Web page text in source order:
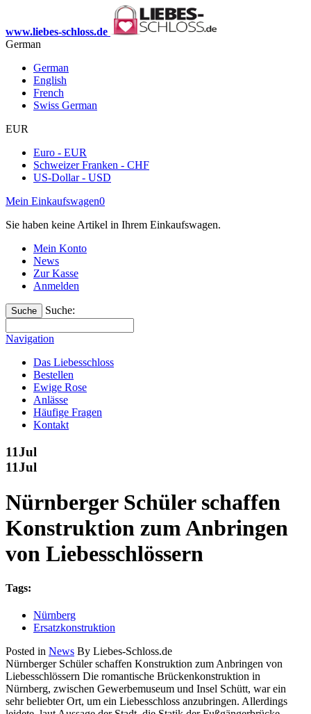
www.liebes-schloss.de
German
German
English
French
Swiss German
EUR
Euro - EUR
Schweizer Franken - CHF
US-Dollar - USD
Mein Einkaufswagen0
Sie haben keine Artikel in Ihrem Einkaufswagen.
Mein Konto
News
Zur Kasse
Anmelden
Suche Suche:
Navigation
Das Liebesschloss
Bestellen
Ewige Rose
Anlässe
Häufige Fragen
Kontakt
11Jul
11Jul
Nürnberger Schüler schaffen
Konstruktion zum Anbringen
von Liebesschlössern
Tags:
Nürnberg
Ersatzkonstruktion
Posted in News By Liebes-Schloss.de
Nürnberger Schüler schaffen Konstruktion zum Anbringen von
Liebesschlössern Die romantische Brückenkonstruktion in
Nürnberg, zwischen Gewerbemuseum und Insel Schütt, war ein
sehr beliebter Ort, um ein Liebesschloss anzubringen. Allerdings